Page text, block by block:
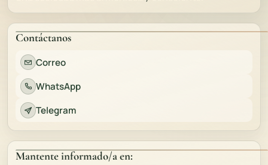
Contáctanos
Correo
WhatsApp
Telegram
Mantente informado/a en: